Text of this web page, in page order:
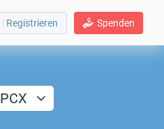
Spenden
| Registrieren
PCX